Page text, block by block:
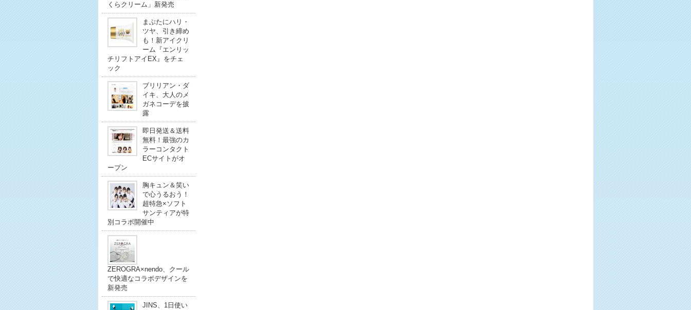
くらクリーム」新発売
まぶたにハリ・
ツヤ、引き締め
も！新アイクリ
ーム『エンリッ
チリフトアイEX』をチェ
ック
ブリリアン・ダ
イキ、大人のメ
ガネコーデを披
露
即日発送＆送料
無料！最強のカ
ラーコンタクト
ECサイトがオ
ープン
胸キュン＆笑い
で心うるおう！
超特急×ソフト
サンティアが特
別コラボ開催中
ZEROGRA×nendo、クール
で快適なコラボデザインを
新発売
JINS、1日使い